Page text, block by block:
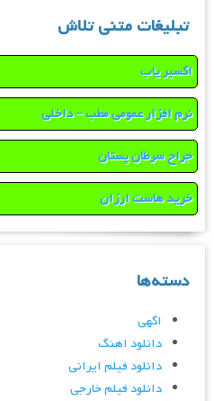
تبلیغات متنی تلاش
اکسیر یاب
نرم افزار عمومی مطب – داخلی
جراح سرطان پستان
خرید هاست ارزان
دسته‌ها
اگهی
دانلود اهنگ
دانلود فیلم ایرانی
دانلود فیلم خارجی